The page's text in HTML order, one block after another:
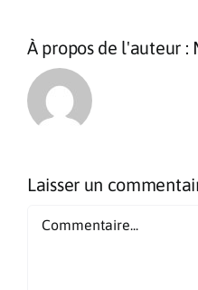
À propos de l'auteur :
Laisser un
Commentaire